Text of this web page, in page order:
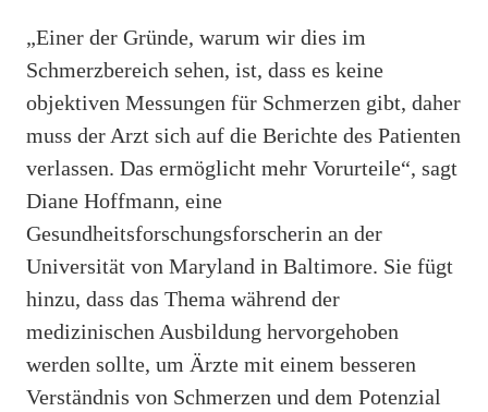
„Einer der Gründe, warum wir dies im
Schmerzbereich sehen, ist, dass es keine
objektiven Messungen für Schmerzen gibt, daher
muss der Arzt sich auf die Berichte des Patienten
verlassen. Das ermöglicht mehr Vorurteile“, sagt
Diane Hoffmann, eine
Gesundheitsforschungsforscherin an der
Universität von Maryland in Baltimore. Sie fügt
hinzu, dass das Thema während der
medizinischen Ausbildung hervorgehoben
werden sollte, um Ärzte mit einem besseren
Verständnis von Schmerzen und dem Potenzial